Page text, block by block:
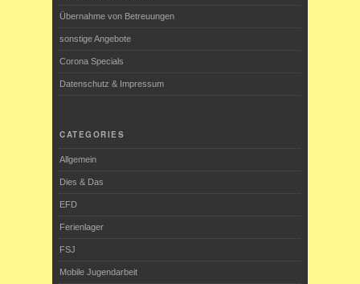
Übernahme von Betreuungen
sonstige Angebote
Corona Specials
Datenschutz & Impressum
CATEGORIES
Allgemein
Dies & Das
EFD
Ferienlager
FSJ
Mobile Jugendarbeit